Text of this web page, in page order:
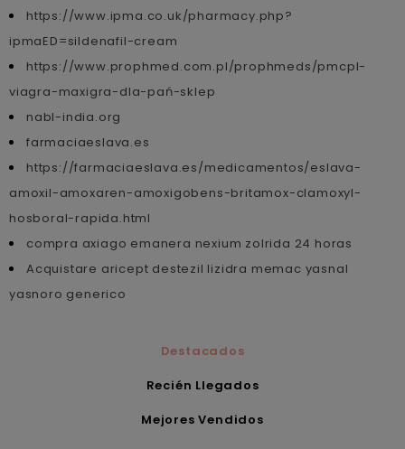
https://www.ipma.co.uk/pharmacy.php?
ipmaED=sildenafil-cream
https://www.prophmed.com.pl/prophmeds/pmcpl-
viagra-maxigra-dla-pań-sklep
nabl-india.org
farmaciaeslava.es
https://farmaciaeslava.es/medicamentos/eslava-
amoxil-amoxaren-amoxigobens-britamox-clamoxyl-
hosboral-rapida.html
compra axiago emanera nexium zolrida 24 horas
Acquistare aricept destezil lizidra memac yasnal
yasnoro generico
Destacados
Recién Llegados
Mejores Vendidos